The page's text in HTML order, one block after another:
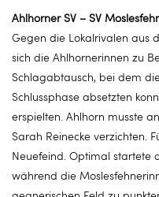
Ahlhorner SV – SV Moslesfehn
Gegen die Lokalrivalen aus
sich die Ahlhornerinnen zu
Schlagabtausch, bei dem
Schlussphase absetzten
erspielten. Ahlhorn musste
Sarah Reinecke verzichten.
Neuefeind. Optimal startete
während die